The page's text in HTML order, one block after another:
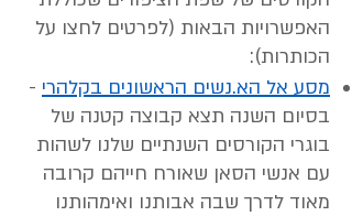
האפשרויות הבאות (לפרטים לחצו על
הכותרות):
מסע אל הא.נשים הראשונים בקלהרי -
בסיום השנה תצא קבוצה קטנה של
בוגרי הקורסים השנתיים שלנו לשהות
עם אנשי הסאן שאורח חייהם קרובה
מאוד לדרך שבה אבותנו ואימהותנו